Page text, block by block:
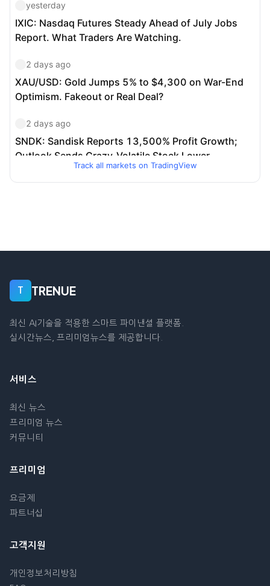
Track all markets on TradingView
T TRENUE
최신 AI기술을 적용한 스마트 파이낸셜 플랫폼.
실시간뉴스, 프리미엄뉴스를 제공합니다.
서비스
최신 뉴스
프리미엄 뉴스
커뮤니티
프리미엄
요금제
파트너십
고객지원
개인정보처리방침